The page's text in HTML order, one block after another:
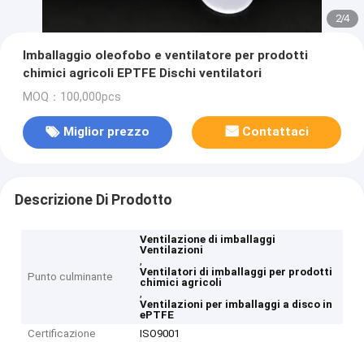
2/4
Imballaggio oleofobo e ventilatore per prodotti
chimici agricoli EPTFE Dischi ventilatori
MOQ：100,000pcs
Miglior prezzo Contattaci
Descrizione Di Prodotto
Punto culminante
Ventilazione di imballaggi
Ventilazioni
,
Ventilatori di imballaggi per prodotti
chimici agricoli
,
Ventilazioni per imballaggi a disco in
ePTFE
Certificazione
ISO9001